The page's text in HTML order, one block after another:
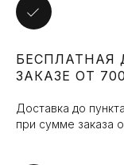
БЕСПЛАТНАЯ
ЗАКАЗЕ ОТ
Доставка до
при сумме заказа
Я даю согласие на
персональных данных
рассылки